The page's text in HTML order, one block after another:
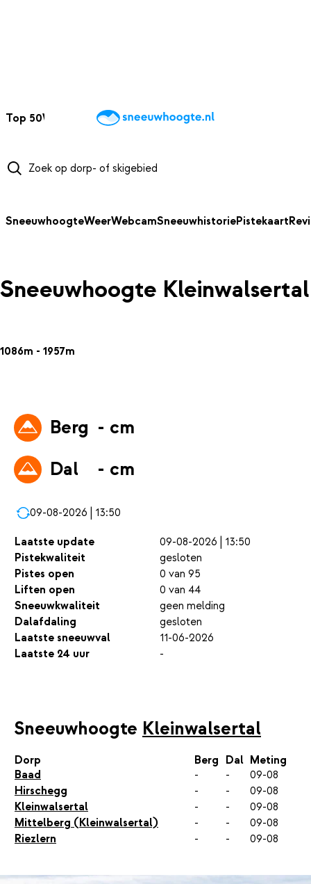
Top 50Webcams WintersportweerKaarten
SneeuwhoogteWeerWebcamSneeuwhistoriePistekaart
Sneeuwhoogte Kleinwalsertal
1086m - 1957m
Berg - cm
Dal
- cm
09-08-2026 | 13:50
Laatste update
09-08-2026 | 13:50
Pistekwaliteit
gesloten
Pistes open
0 van 95
Liften open
0 van 44
Sneeuwkwaliteit
geen melding
Dalafdaling
gesloten
Laatste sneeuwval
11-06-2026
Laatste 24 uur
-
Sneeuwhoogte Kleinwalsertal
Dorp Berg Dal Meting
Baad
- -
09-08
Hirschegg
- -
09-08
Kleinwalsertal
- -
09-08
Mittelberg (Kleinwalsertal)
- -
09-08
Riezlern
- - 09-08